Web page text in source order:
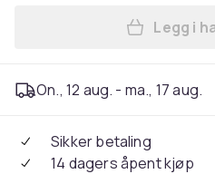
Legg i
On., 12 aug. - ma., 17 aug.
Sikker betaling
14 dagers åpent kjøp